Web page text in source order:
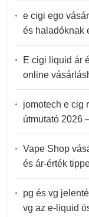
e cigi ego
és haladóknak
E cigi liquid ár
online
jomotech e cig
útmutató 2026
Vape Shop
és ár-érték
pg és vg
vg az e-liquid